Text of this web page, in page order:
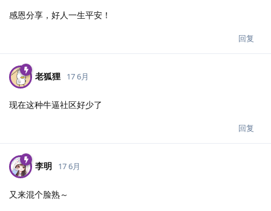
感恩分享，好人一生平安！
回复
老狐狸 17 6月
现在这种牛逼社区好少了
回复
李明 17 6月
又来混个脸熟～